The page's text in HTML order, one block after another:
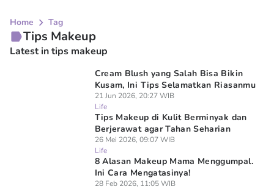
Home Tag
Tips Makeup
Latest in tips makeup
Cream Blush yang Salah Bisa Bikin
Kusam, Ini Tips Selamatkan Riasanmu
21 Jun 2026, 20:27 WIB
Life
Tips Makeup di Kulit Berminyak dan
Berjerawat agar Tahan Seharian
26 Mei 2026, 09:07 WIB
Life
8 Alasan Makeup Mama Menggumpal.
Ini Cara Mengatasinya!
28 Feb 2026, 11:05 WIB